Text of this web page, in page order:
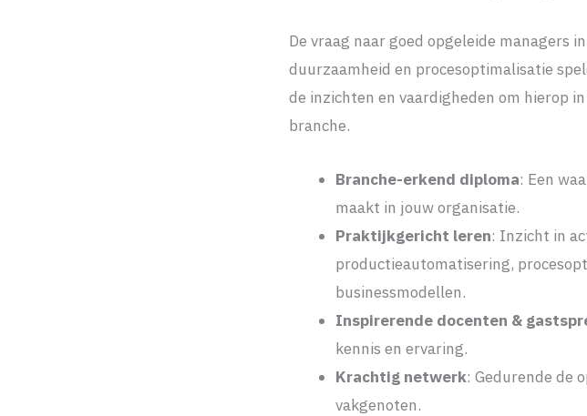
De vraag naar goed opgeleide managers
duurzaamheid en procesoptimalisatie
de inzichten en vaardigheden om hierop
branche.
Branche-erkend diploma: Een
maakt in jouw organisatie.
Praktijkgericht leren: Inzicht in
productieautomatisering,
businessmodellen.
Inspirerende docenten &
kennis en ervaring.
Krachtig netwerk: Gedurende de
vakgenoten.